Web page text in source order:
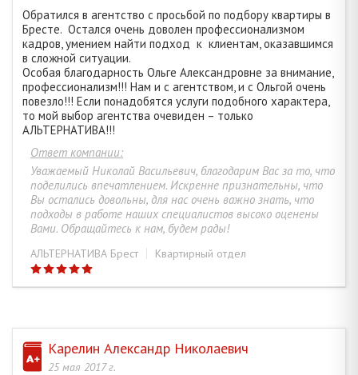
ВЫШИНСКАЯ АЛЛА ВИКТОРОВНА
ШКУЛЕПА НАТАЛЬЯ ЕВГЕНЬЕВНА 93
МИКЛУШ СВЕТЛАНА КОНСТАНТИНОВНА 4
КУЗЬМИЧ АНАСТАСИЯ СЕРГЕЕВНА 13
ДОМНИЧ ИРИНА ЮРЬЕВНА
КУРИЛЕНКО АННА АНДРЕЕВНА
ПОПОВА ЕЛИЗАВЕТА ВИКТОРОВНА
Обратился в агентство с просьбой по подбору квартиры в
Бресте. Остался очень доволен профессионализмом
кадров, умением найти подход к клиентам, оказавшимся
в сложной ситуации.
Особая благодарность Ольге Александровне за внимание,
профессионализм!!! Нам и с агентством, и с Ольгой очень
повезло!!! Если понадобятся услуги подобного характера,
то мой выбор агентства очевиден – только
АЛЬТЕРНАТИВА!!!
Ответ компании:
Уважаемый Николай Васильевич, благодарим Вас за то, что
поделились впечатлением. Искренне признательны, что
Вы остались довольны, для нас очень важно знать, что
подходы в работе наших специалистов высоко оценены
Вами. Обращайтесь к нам, будем рады!
АЛЬТЕРНАТИВА Брест Квартирный отдел
Карелин Александр Николаевич
25 мая 2017 г.